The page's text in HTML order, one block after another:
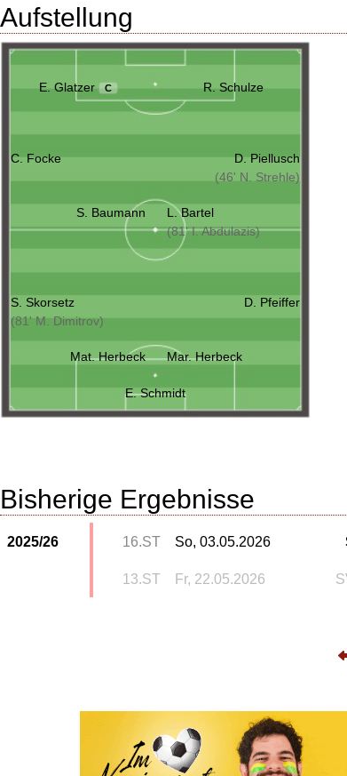
Aufstellung
E. Glatzer C R. Schulze
C. Focke
D. Piellusch
(46' N. Strehle)
S. Baumann
L. Bartel
(81' I. Abdulazis)
S. Skorsetz
(81' M. Dimitrov)
D. Pfeiffer
Mat. Herbeck Mar. Herbeck
E. Schmidt
Bisherige Ergebnisse
2025/26 16.ST So, 03.05.2026
13.ST Fr, 22.05.2026